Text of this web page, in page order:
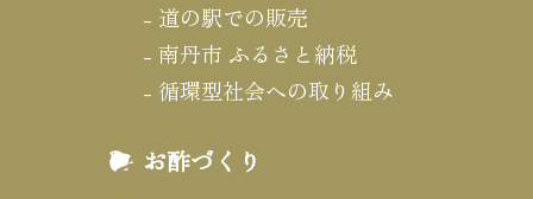
道の駅での販売
南丹市 ふるさと納税
循環型社会への取り組み
お酢づくり